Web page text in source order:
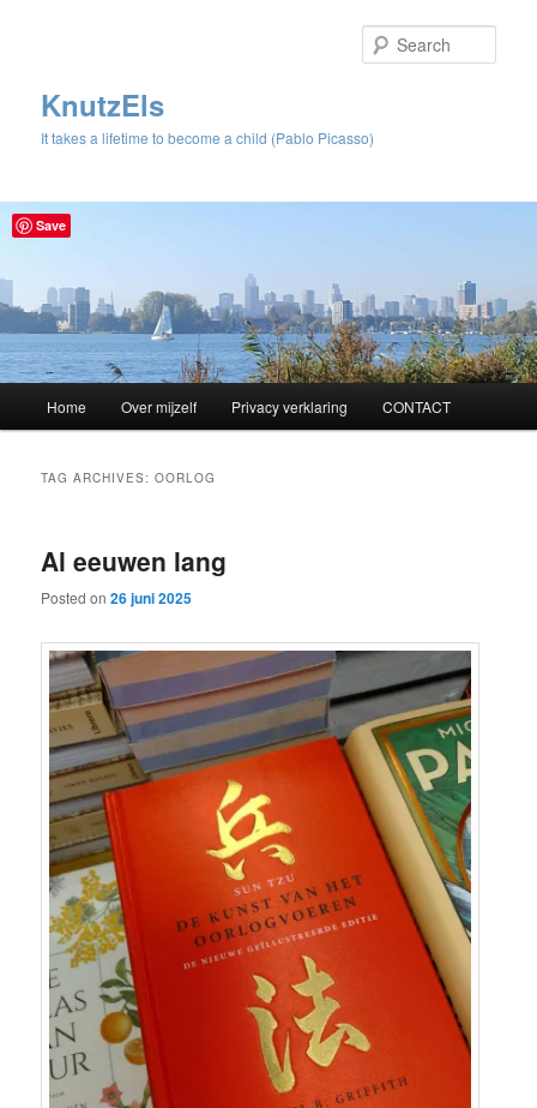
KnutzEls
It takes a lifetime to become a child (Pablo Picasso)
Skip
content
Skip
content
Home Over mijzelf Privacy verklaring CONTACT
TAG ARCHIVES:OORLOG
Al eeuwen lang
Posted on26 juni 2025
Save